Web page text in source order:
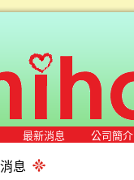
最新消息 公司簡介
息